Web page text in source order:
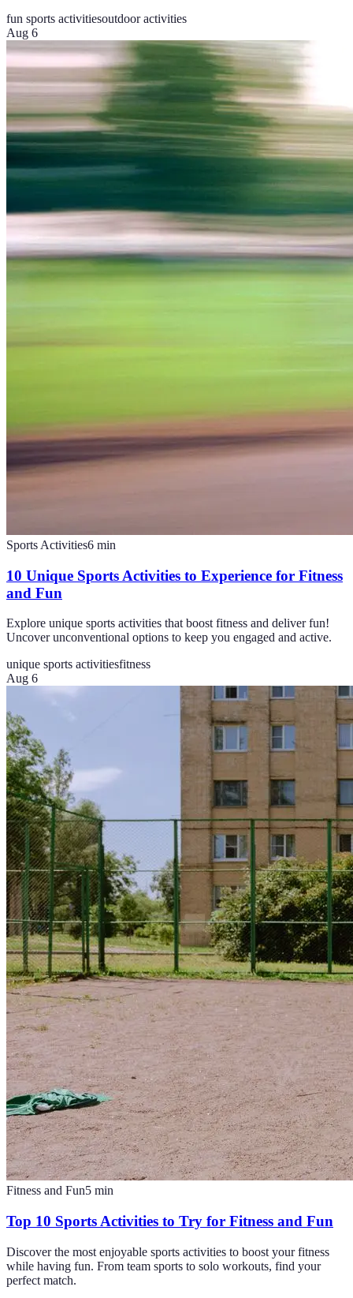
fun sports activitiesoutdoor activities
Aug 6
Sports Activities6 min
10 Unique Sports Activities to Experience for Fitness
and Fun
Explore unique sports activities that boost fitness and deliver fun!
Uncover unconventional options to keep you engaged and active.
unique sports activitiesfitness
Aug 6
Fitness and Fun5 min
Top 10 Sports Activities to Try for Fitness and Fun
Discover the most enjoyable sports activities to boost your fitness
while having fun. From team sports to solo workouts, find your
perfect match.